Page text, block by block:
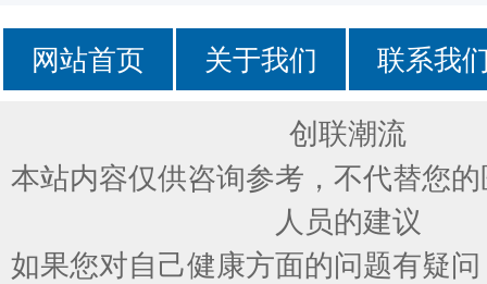
网站首页 关于我们 联系我
创联潮流
本站内容仅供咨询参考，不代替您
人员的建议
如果您对自己健康方面的问题有疑